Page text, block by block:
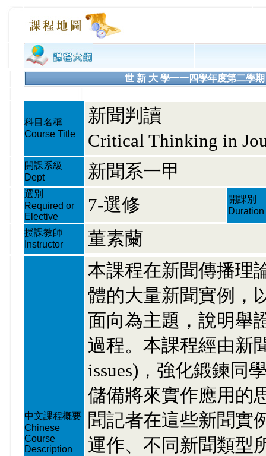
世 新 大 學一一四學年度第二學
科目名稱
Course Title
新聞判讀
Critical Thinking in
開課系級
Dept
新聞系一甲
選別
Required or
Elective
7-選修
開課別
Duration
授課教師
Instructor
董素蘭
中文課程概要
Chinese
Course
Description
本課程在新聞傳播理
體的大量新聞實例，
面向為主題，說明舉
過程。本課程經由新
issues)，強化鍛鍊同
儲備將來實作應用的
聞記者在這些新聞實
運作、不同新聞類型